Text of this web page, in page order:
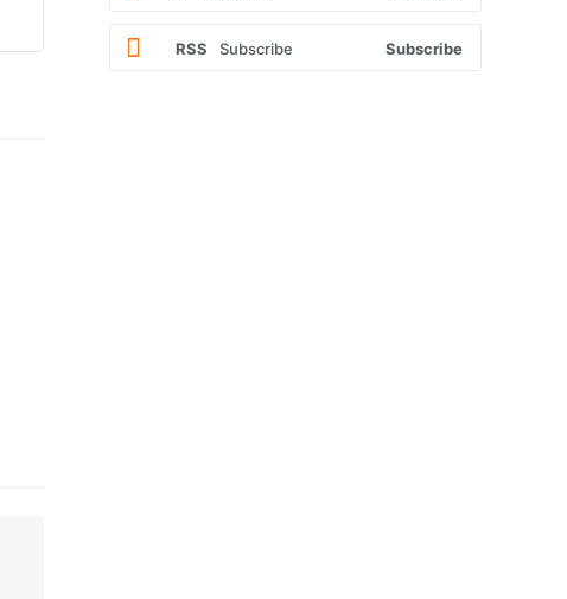
RSS Subscribe Subscribe